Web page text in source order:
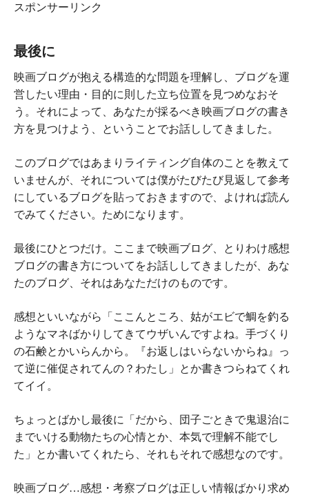
スポンサーリンク
最後に
映画ブログが抱える構造的な問題を理解し、ブログを運
営したい理由・目的に則した立ち位置を見つめなおそ
う。それによって、あなたが採るべき映画ブログの書き
方を見つけよう、ということでお話ししてきました。
このブログではあまりライティング自体のことを教えて
いませんが、それについては僕がたびたび見返して参考
にしているブログを貼っておきますので、よければ読ん
でみてください。ためになります。
最後にひとつだけ。ここまで映画ブログ、とりわけ感想
ブログの書き方についてをお話ししてきましたが、あな
たのブログ、それはあなただけのものです。
感想といいながら「ここんところ、姑がエビで鯛を釣る
ようなマネばかりしてきてウザいんですよね。手づくり
の石鹸とかいらんから。『お返しはいらないからね』っ
て逆に催促されてんの？わたし」とか書きつらねてくれ
てイイ。
ちょっとばかし最後に「だから、団子ごときで鬼退治に
までいける動物たちの心情とか、本気で理解不能でし
た」とか書いてくれたら、それもそれで感想なのです。
映画ブログ…感想・考察ブログは正しい情報ばかり求め